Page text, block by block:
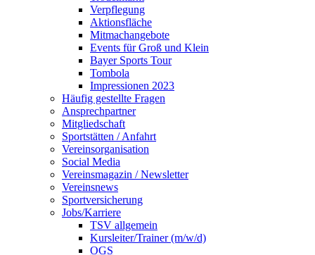
Verpflegung
Aktionsfläche
Mitmachangebote
Events für Groß und Klein
Bayer Sports Tour
Tombola
Impressionen 2023
Häufig gestellte Fragen
Ansprechpartner
Mitgliedschaft
Sportstätten / Anfahrt
Vereinsorganisation
Social Media
Vereinsmagazin / Newsletter
Vereinsnews
Sportversicherung
Jobs/Karriere
TSV allgemein
Kursleiter/Trainer (m/w/d)
OGS